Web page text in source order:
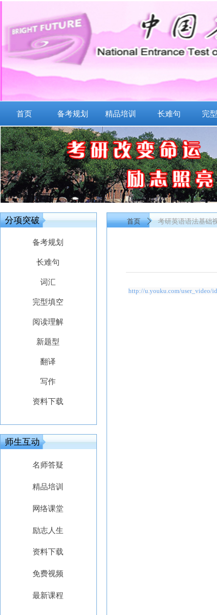
首页 备考规划 精品培训 长难句 完
首页 ꄲ 考研英语语法基础
http://u.youku.com/user_video/
分项突破
备考规划
长难句
词汇
完型填空
阅读理解
新题型
翻译
写作
资料下载
师生互动
名师答疑
精品培训
网络课堂
励志人生
资料下载
免费视频
最新课程